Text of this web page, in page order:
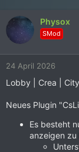
Physox
SMod
24 April 2026
Lobby | Crea |
Neues Plugin
Es besteht
anzeigen zu